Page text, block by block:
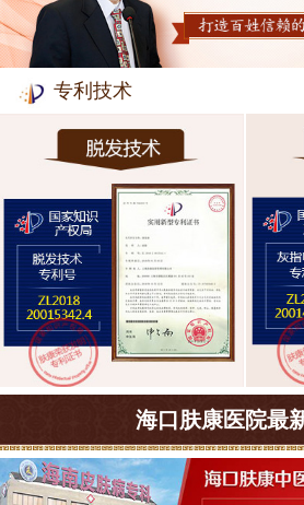
专利技术
海口肤康医院最